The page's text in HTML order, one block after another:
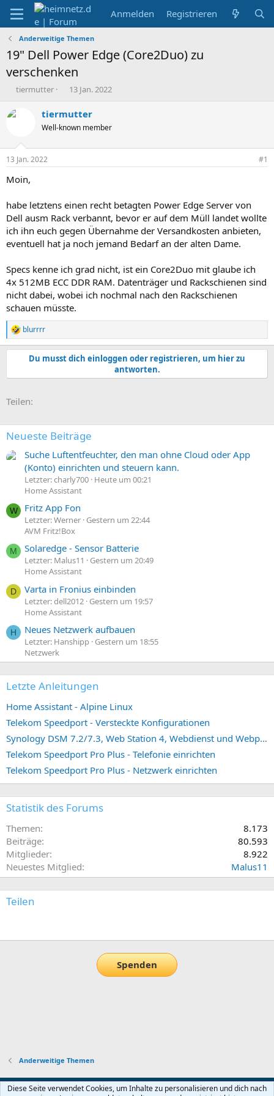
Anmelden Registrieren
Anderweitige Themen
19" Dell Power Edge (Core2Duo) zu
verschenken
E
s
e
r
tiermutter
E
s
e
t
13 Jan. 2022
tiermutter
Well-known member
13 Jan. 2022 #1
Moin,
habe letztens einen recht betagten Power Edge Server von
Dell ausm Rack verbannt, bevor er auf dem Müll landet wollte
ich ihn euch gegen Übernahme der Versandkosten anbieten,
eventuell hat ja noch jemand Bedarf an der alten Dame.
Specs kenne ich grad nicht, ist ein Core2Duo mit glaube ich
4x 512MB ECC DDR RAM. Datenträger und Rackschienen sind
nicht dabei, wobei ich nochmal nach den Rackschienen
schauen müsste.
R
e
a
i
n
:
blurrrr
Du musst dich einloggen oder registrieren, um hier zu
antworten.
Teilen:
Neueste Beiträge
Suche Luftentfeuchter, den man ohne Cloud oder App
(Konto) einrichten und steuern kann.
Letzter: charly700 Heute um 00:21
Home Assistant
W Fritz App Fon
Letzter: Werner Gestern um 22:44
AVM Fritz!Box
M Solaredge - Sensor Batterie
Letzter: Malus11
Gestern um 20:49
Home Assistant
D Varta in Fronius einbinden
Letzter: dell2012 Gestern um 19:57
Home Assistant
H Neues Netzwerk aufbauen
Letzter: Hanshipp Gestern um 18:55
Netzwerk
Letzte Anleitungen
Home Assistant - Alpine Linux
Telekom Speedport - Versteckte Konfigurationen
Synology DSM 7.2/7.3, Web Station 4, Webdienst und Webportal erstellen (ehemals vHost)
Telekom Speedport Pro Plus - Telefonie einrichten
Telekom Speedport Pro Plus - Netzwerk einrichten
Statistik des Forums
Themen
8.173
Beiträge
80.593
Mitglieder
8.922
Neuestes Mitglied
Malus11
Teilen
Spenden
Anderweitige Themen
Default-Theme
Diese Seite verwendet Cookies, um Inhalte zu personalisieren und dich nach